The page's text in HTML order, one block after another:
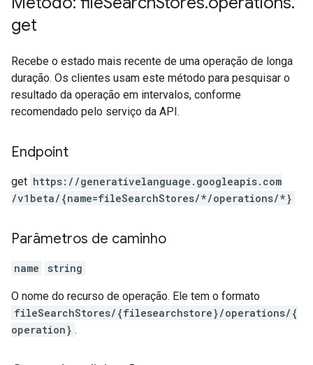
get
Recebe o estado mais recente de uma operação de longa
duração. Os clientes usam este método para pesquisar o
resultado da operação em intervalos, conforme
recomendado pelo serviço da API.
Endpoint
get https: / /generativelanguage.googleapis.com
/v1beta/{name=fileSearchStores/*/operations/*}
Parâmetros de caminho
name string
O nome do recurso de operação. Ele tem o formato
fileSearchStores/{filesearchstore}/operations/{
operation} .